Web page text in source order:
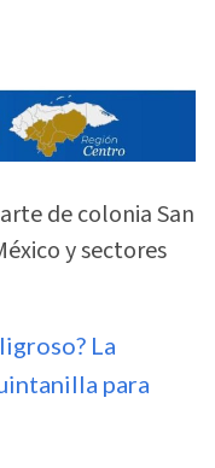
de colonia San
y sectores
La
para